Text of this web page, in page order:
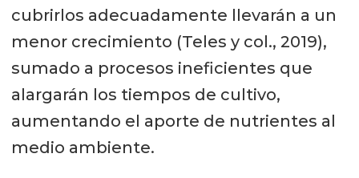
cubrirlos adecuadamente llevarán a un
menor crecimiento (Teles y col., 2019),
sumado a procesos ineficientes que
alargarán los tiempos de cultivo,
aumentando el aporte de nutrientes al
medio ambiente.